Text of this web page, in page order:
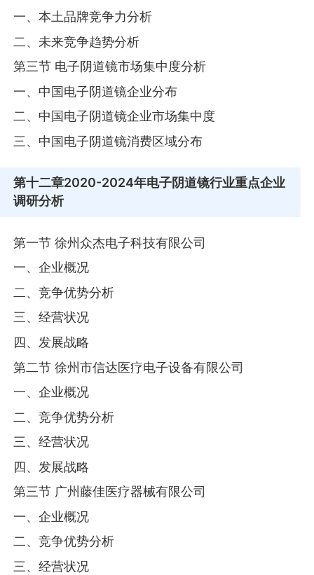
一、本土品牌竞争力分析
二、未来竞争趋势分析
第三节 电子阴道镜市场集中度分析
一、中国电子阴道镜企业分布
二、中国电子阴道镜企业市场集中度
三、中国电子阴道镜消费区域分布
第十二章2020-2024年电子阴道镜行业重点企业
调研分析
第一节 徐州众杰电子科技有限公司
一、企业概况
二、竞争优势分析
三、经营状况
四、发展战略
第二节 徐州市信达医疗电子设备有限公司
一、企业概况
二、竞争优势分析
三、经营状况
四、发展战略
第三节 广州藤佳医疗器械有限公司
一、企业概况
二、竞争优势分析
三、经营状况